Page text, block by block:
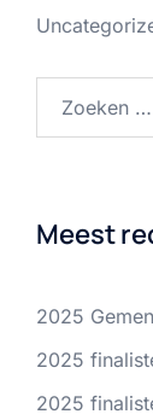
Meest
2025
2025
2025